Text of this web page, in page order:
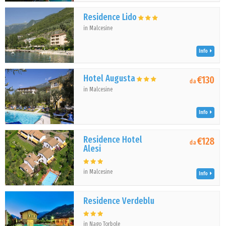
Residence Lido
in Malcesine
Info
Hotel Augusta
in Malcesine
da€130
Info
Residence Hotel
Alesi
in Malcesine
da€128
Info
Residence Verdeblu
in Nago Torbole